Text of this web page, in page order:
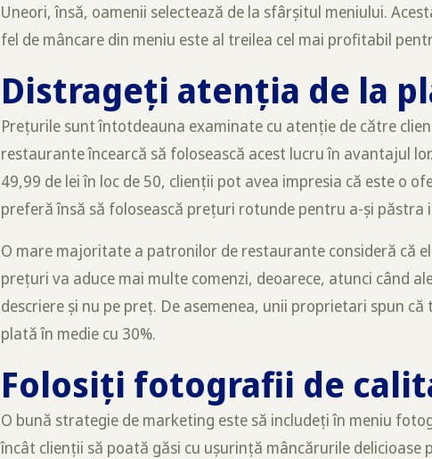
Uneori, însă, oamenii selectează de la sfârșitul meniului.
fel de mâncare din meniu este al treilea cel mai profitabil
Distrageți atenția de la
Prețurile sunt întotdeauna examinate cu atenție de către
restaurante încearcă să folosească acest lucru în avantajul
49,99 de lei în loc de 50, clienții pot avea impresia că este o
preferă însă să folosească prețuri rotunde pentru a-și păstra
O mare majoritate a patronilor de restaurante consideră că
prețuri va aduce mai multe comenzi, deoarece, atunci când
descriere și nu pe preț. De asemenea, unii proprietari spun
plată în medie cu 30%.
Folosiți fotografii de
O bună strategie de marketing este să includeți în meniu
încât clienții să poată găsi cu ușurință mâncărurile delicioase